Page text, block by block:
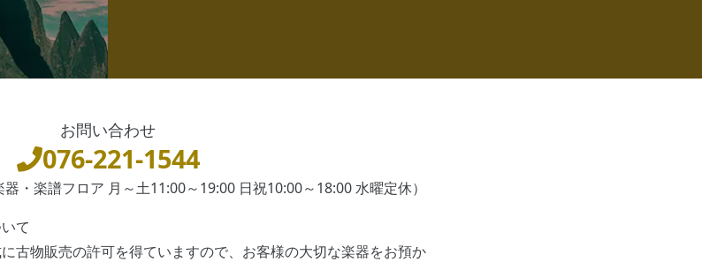
お問い合わせ
076-221-1544
・楽譜フロア 月～土11:00～19:00 日祝10:00～18:00 水曜定休）
て
古物販売の許可を得ていますので、お客様の大切な楽器をお預か